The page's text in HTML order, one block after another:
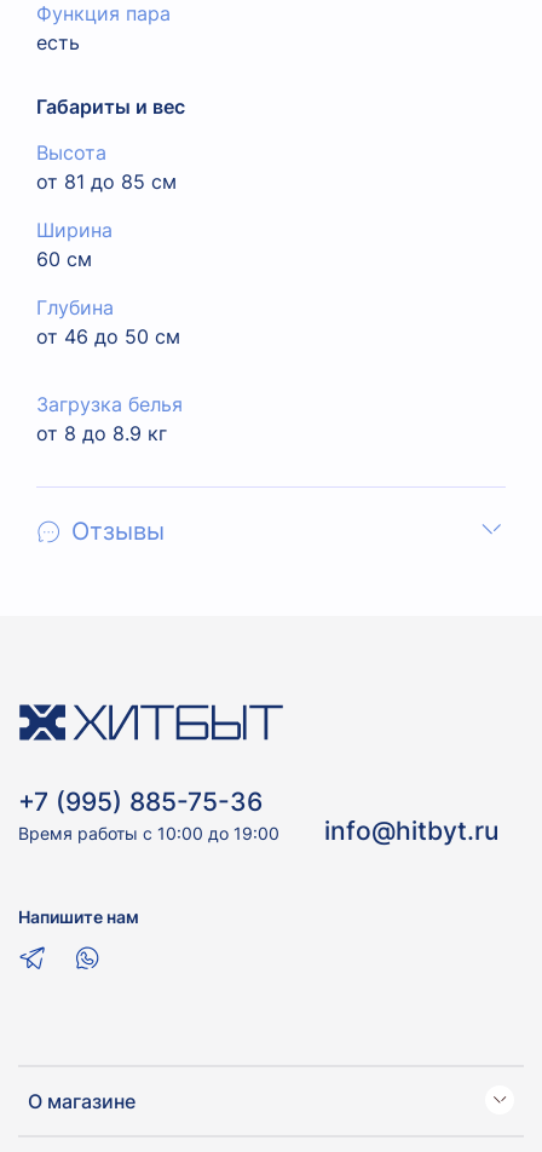
Функция пара
есть
Габариты и вес
Высота
от 81 до 85 см
Ширина
60 см
Глубина
от 46 до 50 см
Загрузка белья
от 8 до 8.9 кг
Отзывы
О магазине
+7 (995) 885-75-36
Время работы с 10:00 до 19:00 info@hitbyt.ru
Напишите нам